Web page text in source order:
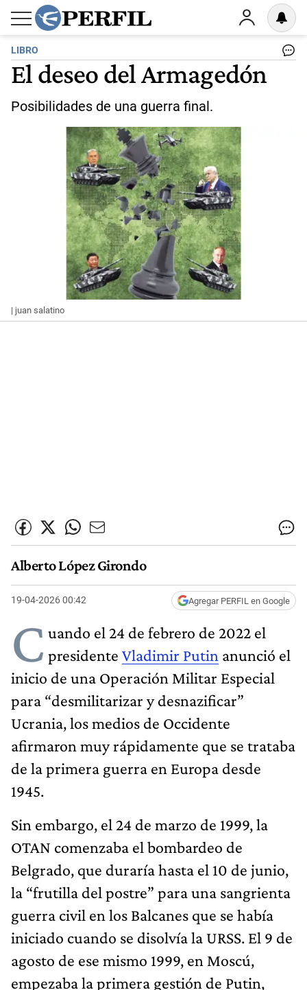
LIBRO
El deseo del Armagedón
Posibilidades de una guerra final.
| juan salatino
Alberto López Girondo
19-04-2026 00:42 Agregar PERFIL en Google
C uando el 24 de febrero de 2022 el
presidente Vladimir Putin anunció el
inicio de una Operación Militar Especial
para “desmilitarizar y desnazificar”
Ucrania, los medios de Occidente
afirmaron muy rápidamente que se trataba
de la primera guerra en Europa desde
1945.
Sin embargo, el 24 de marzo de 1999, la
OTAN comenzaba el bombardeo de
Belgrado, que duraría hasta el 10 de junio,
la “frutilla del postre” para una sangrienta
guerra civil en los Balcanes que se había
iniciado cuando se disolvía la URSS. El 9 de
agosto de ese mismo 1999, en Moscú,
empezaba la primera gestión de Putin,